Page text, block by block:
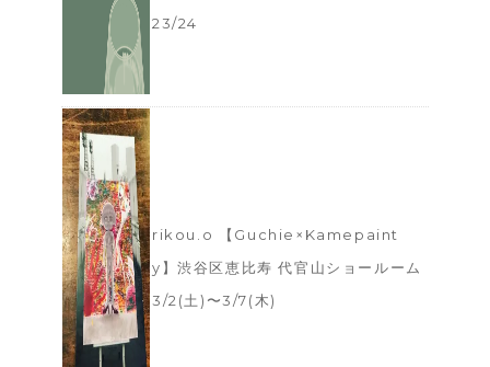
23/24
rikou.o 【Guchie×Kamepaint
y】 渋谷区恵比寿 代官山ショールーム
3/2(土)〜3/7(木)